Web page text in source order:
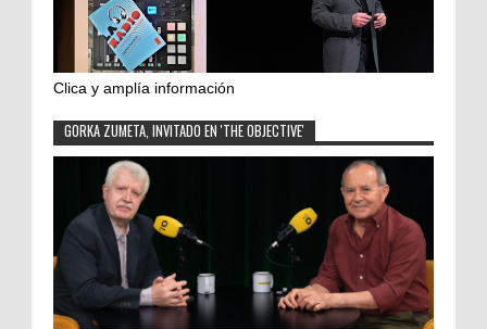
Clica y amplía información
GORKA ZUMETA, INVITADO EN 'THE OBJECTIVE'